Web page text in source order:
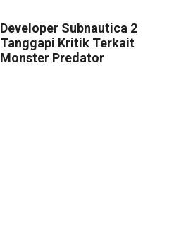
Developer Subnautica 2
Tanggapi Kritik Terkait
Monster Predator